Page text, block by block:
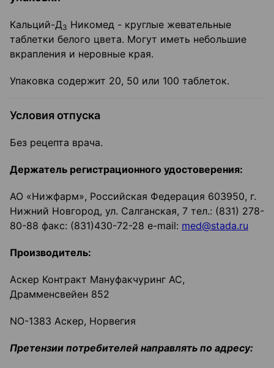
Кальций-Д3 Никомед - круглые жевательные
таблетки белого цвета. Могут иметь небольшие
вкрапления и неровные края.
Упаковка содержит 20, 50 или 100 таблеток.
Условия отпуска
Без рецепта врача.
Держатель регистрационного удостоверения:
АО «Нижфарм», Российская Федерация 603950, г.
Нижний Новгород, ул. Салганская, 7 тел.: (831) 278-
80-88 факс: (831)430-72-28 e-mail: med@stada.ru
Производитель:
Аскер Контракт Мануфакчуринг АС,
Драмменсвейен 852
NO-1383 Аскер, Норвегия
Претензии потребителей направлять по адресу: